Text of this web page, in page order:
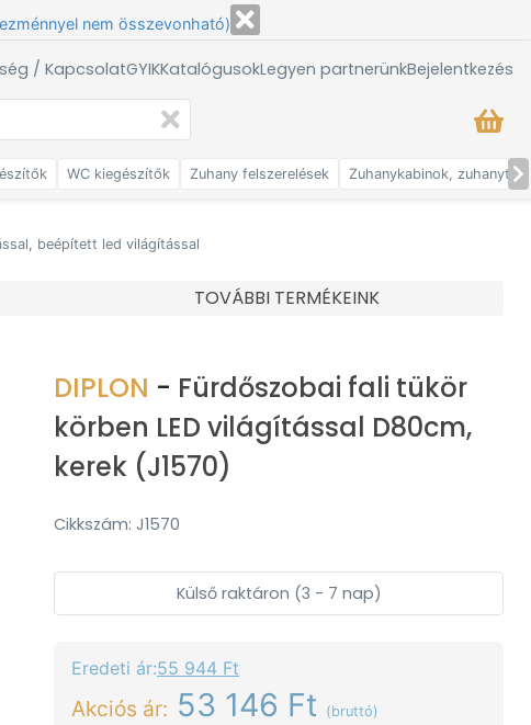
nem összevonható)
/ KapcsolatGYIKKatalógusokLegyen partnerünkBejelentkezés
WC kiegészítők Zuhany felszerelések Zuhanykabinok,
beépített led világítással
TOVÁBBI TERMÉKEINK
DIPLON - Fürdőszobai fali tükör
körben LED világítással D80cm,
kerek (J1570)
Cikkszám: J1570
Külső raktáron (3 - 7 nap)
Eredeti ár:55 944 Ft
Akciós ár: 53 146 Ft (bruttó)